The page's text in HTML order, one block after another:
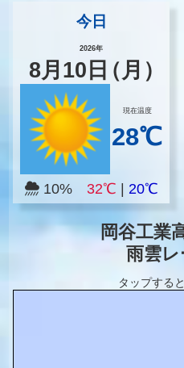
今日
2026年
8月 10 日（月）
現在温度
28℃
10% 32℃ 20℃
岡谷工業
雨雲
タップする